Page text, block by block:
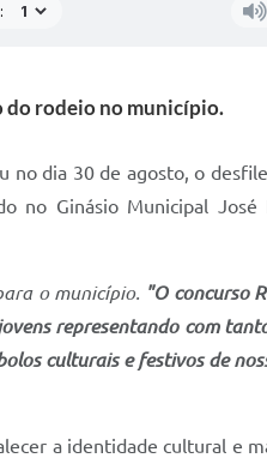
do rodeio no município.
dia 30 de agosto, o
no Ginásio Municipal
o município. "O concurso
representando com
culturais e festivos de
a identidade cultural e